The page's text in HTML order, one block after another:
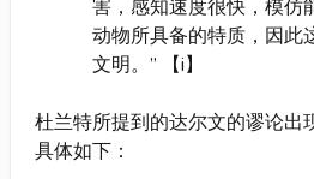
害，感知速度很快，模仿
动物所具备的特质，因此
文明。” 【i】
杜兰特所提到的达尔文的谬论出
具体如下：